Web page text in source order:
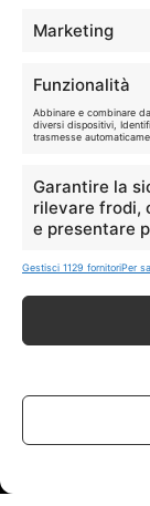
Marketing
Funzionalità
Abbinare e combinare
diversi dispositivi,
trasmesse
Garantire la
rilevare frodi,
e presentare
Gestisci 1129 fornitoriPer
Disclaimer
I marchi citati
segnalate
In qualità di